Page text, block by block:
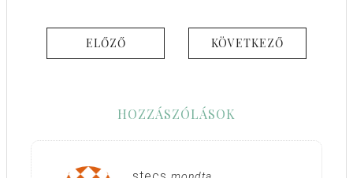
ELŐZŐ KÖVETKEZŐ
HOZZÁSZÓLÁSOK